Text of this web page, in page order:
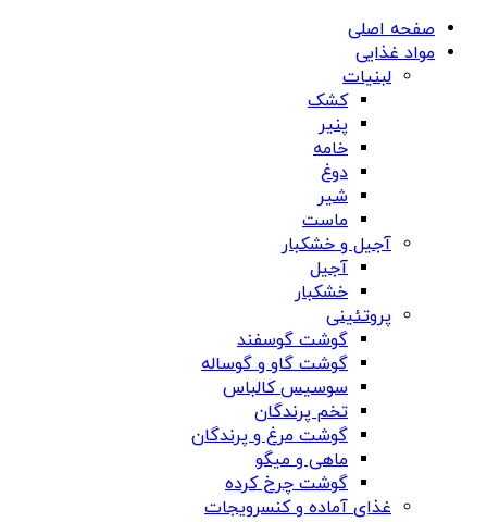
صفحه اصلی
مواد غذایی
لبنیات
کشک
پنیر
خامه
دوغ
شیر
ماست
آجیل و خشکبار
آجیل
خشکبار
پروتئینی
گوشت گوسفند
گوشت گاو و گوساله
سوسیس کالباس
تخم پرندگان
گوشت مرغ و پرندگان
ماهی و میگو
گوشت چرخ کرده
غذای آماده و کنسرویجات